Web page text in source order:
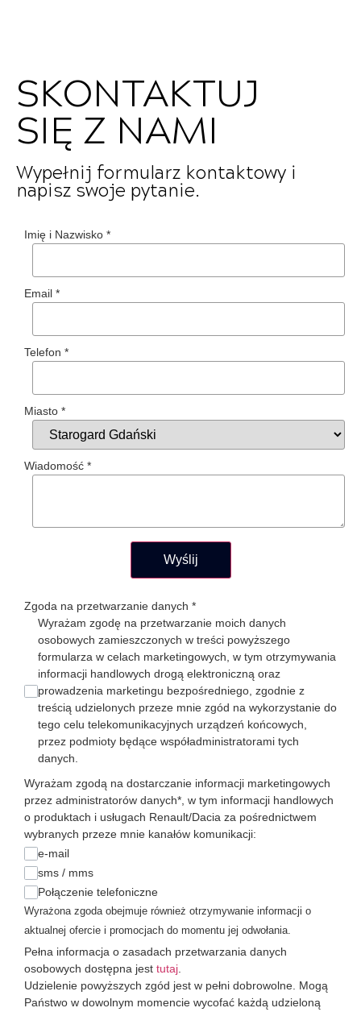
SKONTAKTUJ
SIĘ Z NAMI
Wypełnij formularz kontaktowy i
napisz swoje pytanie.
Imię i Nazwisko *
Email *
Telefon *
Miasto *
Wiadomość *
Wyślij
Zgoda na przetwarzanie danych *
Wyrażam zgodę na przetwarzanie moich danych
osobowych zamieszczonych w treści powyższego
formularza w celach marketingowych, w tym otrzymywania
informacji handlowych drogą elektroniczną oraz
prowadzenia marketingu bezpośredniego, zgodnie z
treścią udzielonych przeze mnie zgód na wykorzystanie do
tego celu telekomunikacyjnych urządzeń końcowych,
przez podmioty będące współadministratorami tych
danych.
Wyrażam zgodą na dostarczanie informacji marketingowych
przez administratorów danych*, w tym informacji handlowych
o produktach i usługach Renault/Dacia za pośrednictwem
wybranych przeze mnie kanałów komunikacji:
e-mail
sms / mms
Połączenie telefoniczne
Wyrażona zgoda obejmuje również otrzymywanie informacji o
aktualnej ofercie i promocjach do momentu jej odwołania.
Pełna informacja o zasadach przetwarzania danych
osobowych dostępna jest tutaj.
Udzielenie powyższych zgód jest w pełni dobrowolne. Mogą
Państwo w dowolnym momencie wycofać każdą udzieloną